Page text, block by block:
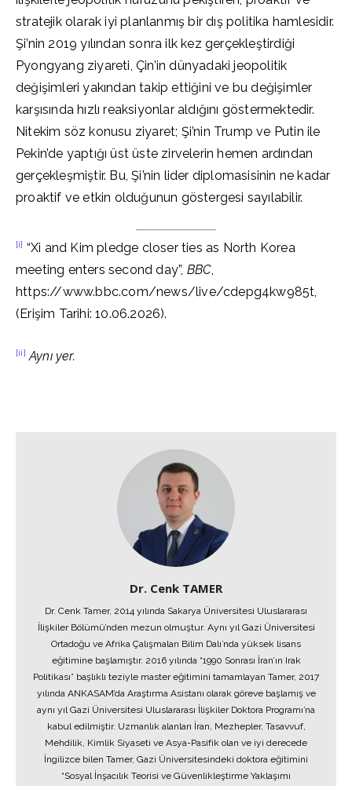
stratejik olarak iyi planlanmış bir dış politika hamlesidir.
Şi’nin 2019 yılından sonra ilk kez gerçekleştirdiği
Pyongyang ziyareti, Çin’in dünyadaki jeopolitik
değişimleri yakından takip ettiğini ve bu değişimler
karşısında hızlı reaksiyonlar aldığını göstermektedir.
Nitekim söz konusu ziyaret; Şi’nin Trump ve Putin ile
Pekin’de yaptığı üst üste zirvelerin hemen ardından
gerçekleşmiştir. Bu, Şi’nin lider diplomasisinin ne kadar
proaktif ve etkin olduğunun göstergesi sayılabilir.
[i] “Xi and Kim pledge closer ties as North Korea
meeting enters second day”, BBC,
https://www.bbc.com/news/live/cdepg4kw985t,
(Erişim Tarihi: 10.06.2026).
[ii] Aynı yer.
Dr. Cenk TAMER
Dr. Cenk Tamer, 2014 yılında Sakarya Üniversitesi Uluslararası
İlişkiler Bölümü’nden mezun olmuştur. Aynı yıl Gazi Üniversitesi
Ortadoğu ve Afrika Çalışmaları Bilim Dalı’nda yüksek lisans
eğitimine başlamıştır. 2016 yılında “1990 Sonrası İran’ın Irak
Politikası” başlıklı teziyle master eğitimini tamamlayan Tamer, 2017
yılında ANKASAM’da Araştırma Asistanı olarak göreve başlamış ve
aynı yıl Gazi Üniversitesi Uluslararası İlişkiler Doktora Programı’na
kabul edilmiştir. Uzmanlık alanları İran, Mezhepler, Tasavvuf,
Mehdilik, Kimlik Siyaseti ve Asya-Pasifik olan ve iyi derecede
İngilizce bilen Tamer, Gazi Üniversitesindeki doktora eğitimini
“Sosyal İnşacılık Teorisi ve Güvenlikleştirme Yaklaşımı